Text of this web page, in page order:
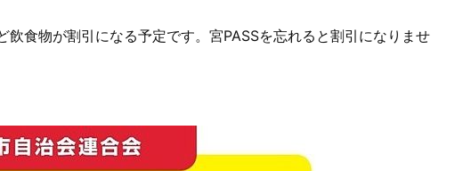
飲食物が割引になる予定です。宮PASSを忘れると割引になりませ